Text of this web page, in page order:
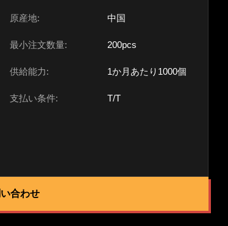
原産地: 中国
最小注文数量: 200pcs
供給能力: 1か月あたり1000個
支払い条件: T/T
合わせ